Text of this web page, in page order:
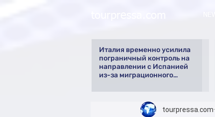
Италия временно усилила
пограничный контроль на
направлении с Испанией
из-за миграционного
tourpressa.com